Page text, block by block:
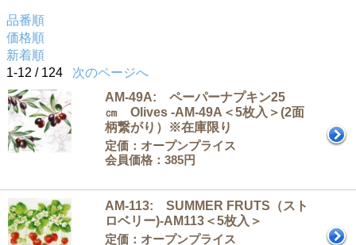
品番順
価格順
新着順
1-12 / 124
次のページへ
AM-49A: ペーパーナプキン25
㎝ Olives -AM-49A＜5枚入＞(2面
柄繋がり）※在庫限り
定価：オープンプライス
会員価格：385円
AM-113: SUMMER FRUTS（スト
ロベリー)-AM113＜5枚入＞
定価：オープンプライス